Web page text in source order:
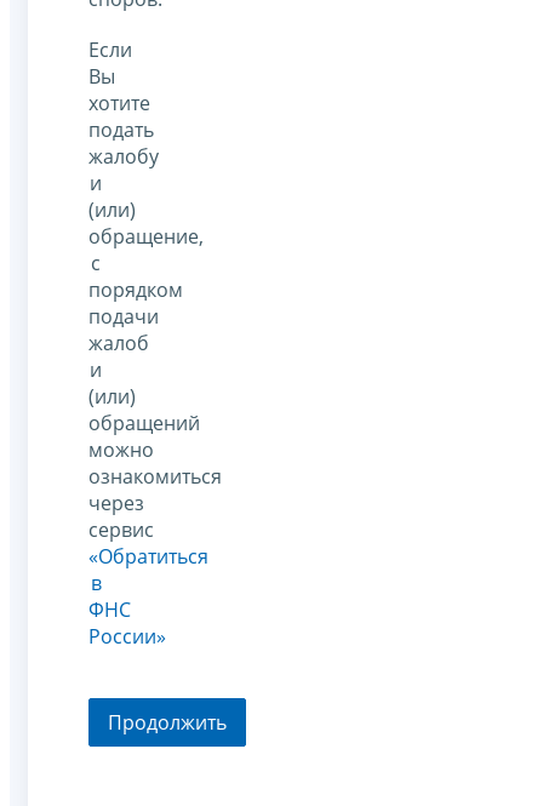
Если
Вы
хотите
подать
жалобу
и
(или)
обращение,
с
порядком
подачи
жалоб
и
(или)
обращений
можно
ознакомиться
через
сервис
«Обратиться
в
ФНС
России»
Продолжить